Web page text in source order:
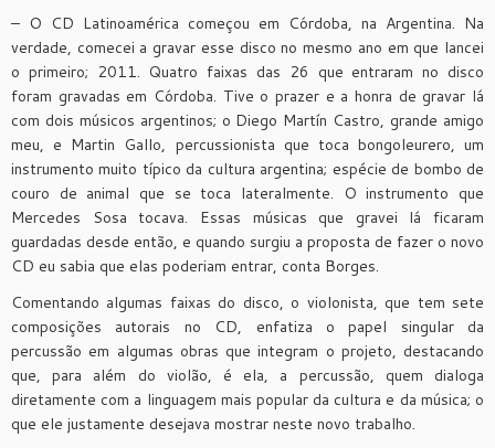
– O CD Latinoamérica começou em Córdoba, na Argentina. Na
verdade, comecei a gravar esse disco no mesmo ano em que lancei
o primeiro; 2011. Quatro faixas das 26 que entraram no disco
foram gravadas em Córdoba. Tive o prazer e a honra de gravar lá
com dois músicos argentinos; o Diego Martín Castro, grande amigo
meu, e Martin Gallo, percussionista que toca bongoleurero, um
instrumento muito típico da cultura argentina; espécie de bombo de
couro de animal que se toca lateralmente. O instrumento que
Mercedes Sosa tocava. Essas músicas que gravei lá ficaram
guardadas desde então, e quando surgiu a proposta de fazer o novo
CD eu sabia que elas poderiam entrar, conta Borges.
Comentando algumas faixas do disco, o violonista, que tem sete
composições autorais no CD, enfatiza o papel singular da
percussão em algumas obras que integram o projeto, destacando
que, para além do violão, é ela, a percussão, quem dialoga
diretamente com a linguagem mais popular da cultura e da música; o
que ele justamente desejava mostrar neste novo trabalho.